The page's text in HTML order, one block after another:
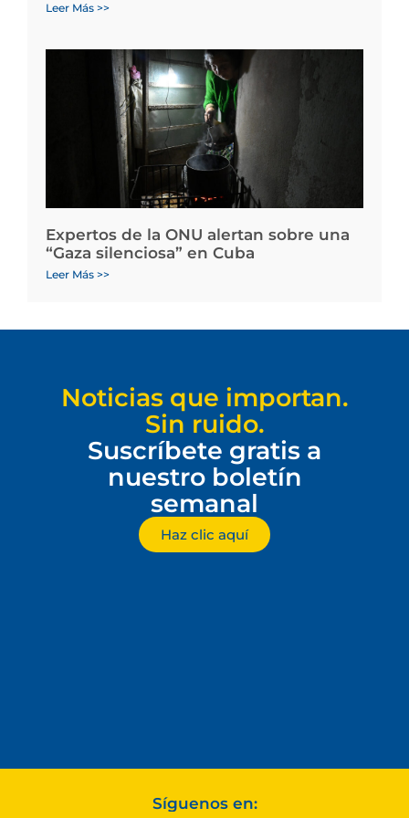
Leer Más >>
Expertos de la ONU alertan sobre una
“Gaza silenciosa” en Cuba
Leer Más >>
Noticias que importan.
Sin ruido.
Suscríbete gratis a
nuestro boletín
semanal
Haz clic aquí
Síguenos en: